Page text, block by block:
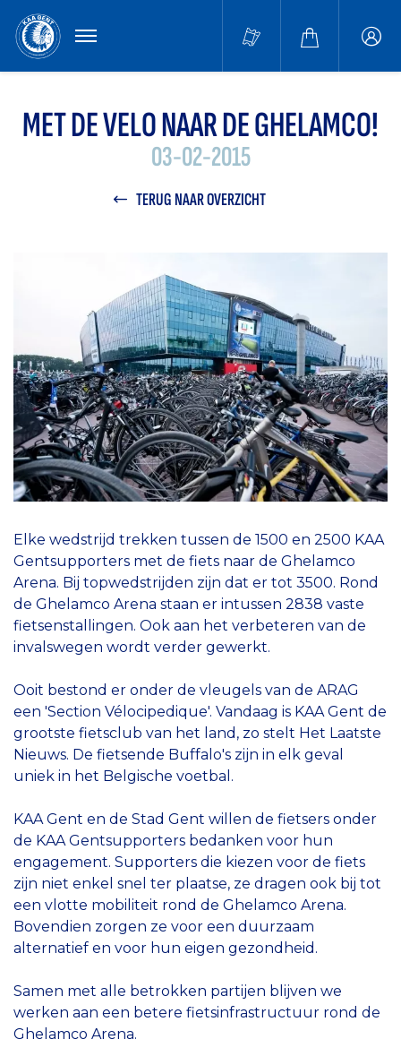
MENU
MET DE VELO NAAR DE GHELAMCO!
03-02-2015
TERUG NAAR OVERZICHT
Elke wedstrijd trekken tussen de 1500 en 2500 KAA
Gentsupporters met de fiets naar de Ghelamco
Arena. Bij topwedstrijden zijn dat er tot 3500. Rond
de Ghelamco Arena staan er intussen 2838 vaste
fietsenstallingen. Ook aan het verbeteren van de
invalswegen wordt verder gewerkt.
Ooit bestond er onder de vleugels van de ARAG
een 'Section Vélocipedique'. Vandaag is KAA Gent de
grootste fietsclub van het land, zo stelt Het Laatste
Nieuws. De fietsende Buffalo's zijn in elk geval
uniek in het Belgische voetbal.
KAA Gent en de Stad Gent willen de fietsers onder
de KAA Gentsupporters bedanken voor hun
engagement. Supporters die kiezen voor de fiets
zijn niet enkel snel ter plaatse, ze dragen ook bij tot
een vlotte mobiliteit rond de Ghelamco Arena.
Bovendien zorgen ze voor een duurzaam
alternatief en voor hun eigen gezondheid.
Samen met alle betrokken partijen blijven we
werken aan een betere fietsinfrastructuur rond de
Ghelamco Arena.